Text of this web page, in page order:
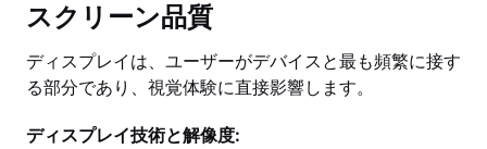
スクリーン品質
ディスプレイは、ユーザーがデバイスと最も頻繁に接す
る部分であり、視覚体験に直接影響します。
ディスプレイ技術と解像度: